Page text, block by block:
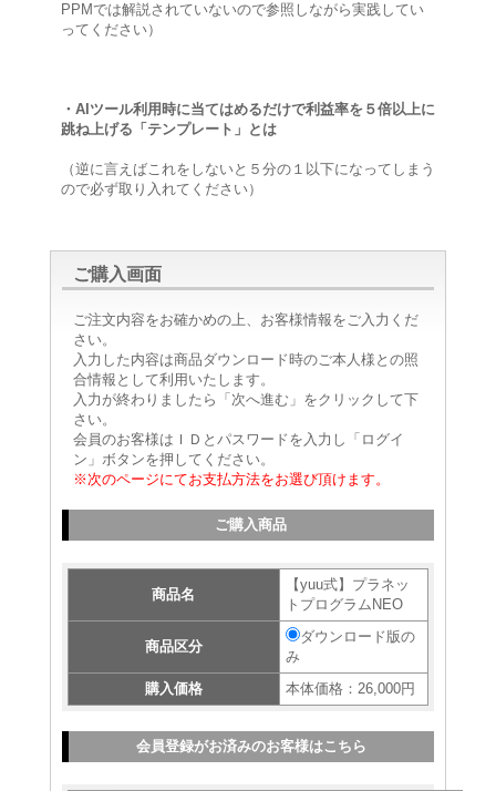
PPMでは解説されていないので参照しながら実践してい
ってください）
・AIツール利用時に当てはめるだけで利益率を５倍以上に
跳ね上げる「テンプレート」とは
（逆に言えばこれをしないと５分の１以下になってしまう
ので必ず取り入れてください）
ご購入画面
ご注文内容をお確かめの上、お客様情報をご入力くだ
さい。
入力した内容は商品ダウンロード時のご本人様との照
合情報として利用いたします。
入力が終わりましたら「次へ進む」をクリックして下
さい。
会員のお客様はＩＤとパスワードを入力し「ログイ
ン」ボタンを押してください。
※次のページにてお支払方法をお選び頂けます。
ご購入商品
商品名
【yuu式】プラネッ
トプログラムNEO
商品区分
ダウンロード版の
み
購入価格
本体価格：26,000円
会員登録がお済みのお客様はこちら